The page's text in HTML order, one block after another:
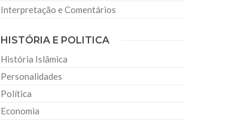
Interpretação e Comentários
HISTÓRIA E POLITICA
História Islâmica
Personalidades
Política
Economia